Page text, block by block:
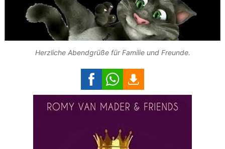
Herzliche Abendgrüße für Familie und Freunde.